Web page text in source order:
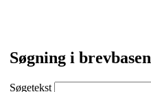
Søgning i brevbasen
Søgetekst